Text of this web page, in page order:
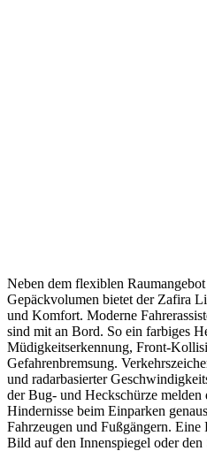
Neben dem flexiblen
Gepäckvolumen bietet der Zafira
und Komfort. Moderne
sind mit an Bord. So ein farbiges
Müdigkeitserkennung, Front-
Gefahrenbremsung.
und radarbasierter
der Bug- und Heckschürze melden
Hindernisse beim Einparken
Fahrzeugen und Fußgängern.
Bild auf den Innenspiegel oder